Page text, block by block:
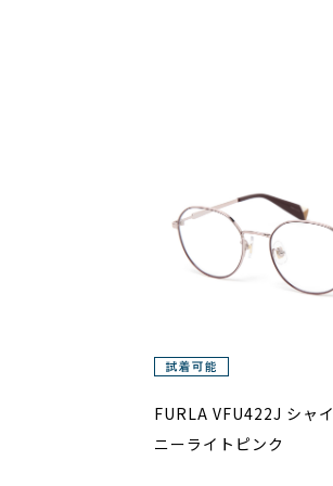
FURLA VFU422J シャイ
ニーライトピンク